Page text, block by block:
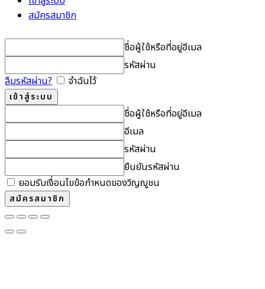
สมัครสมาชิก
ชื่อผู้ใช้หรือที่อยู่อีเมล
รหัสผ่าน
ลืมรหัสผ่าน?
จำฉันไว้
ชื่อผู้ใช้หรือที่อยู่อีเมล
อีเมล
รหัสผ่าน
ยืนยันรหัสผ่าน
ยอมรับเงื่อนไขข้อกำหนดของวิญญูชน